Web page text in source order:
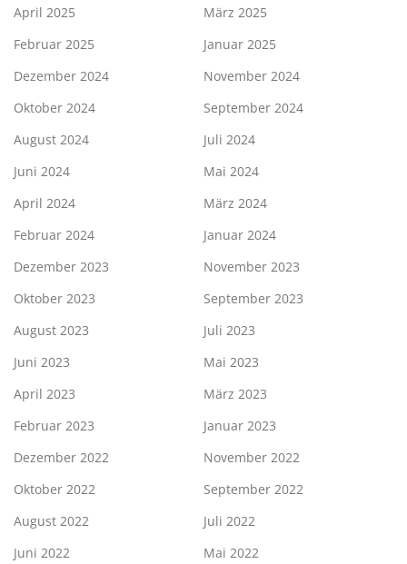
April 2025
März 2025
Februar 2025
Januar 2025
Dezember 2024
November 2024
Oktober 2024
September 2024
August 2024
Juli 2024
Juni 2024
Mai 2024
April 2024
März 2024
Februar 2024
Januar 2024
Dezember 2023
November 2023
Oktober 2023
September 2023
August 2023
Juli 2023
Juni 2023
Mai 2023
April 2023
März 2023
Februar 2023
Januar 2023
Dezember 2022
November 2022
Oktober 2022
September 2022
August 2022
Juli 2022
Juni 2022
Mai 2022